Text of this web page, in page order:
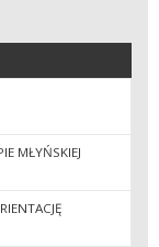
MŁYŃSKIEJ